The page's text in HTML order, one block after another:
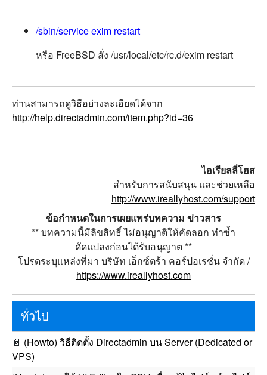
/sbin/service exim restart
หรือ FreeBSD สั่ง /usr/local/etc/rc.d/exim restart
ท่านสามารถดูวิธีอย่างละเอียดได้จาก
http://help.directadmin.com/item.php?id=36
ไอเรียลลี่โฮส
สำหรับการสนับสนุน และช่วยเหลือ
http://www.ireallyhost.com/support
ข้อกำหนดในการเผยแพร่บทความ ข่าวสาร
** บทความนี้มีลิขสิทธิ์ ไม่อนุญาติให้คัดลอก ทำซ้ำ
ดัดแปลงก่อนได้รับอนุญาต **
โปรดระบุแหล่งที่มา บริษัท เอ็กซ์ตร้า คอร์ปอเรชั่น จำกัด /
https://www.ireallyhost.com
ทั่วไป
📄 (Howto) วิธีติดตั้ง Directadmin บน Server (Dedicated or
VPS)